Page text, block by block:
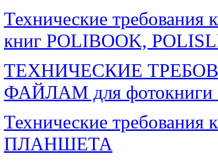
Технические
книг POLIBOOK,
ТЕХНИЧЕСКИЕ
ФАЙЛАМ для фотокниги
Технические
ПЛАНШЕТА